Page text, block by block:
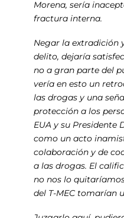
Morena, sería
fractura interna.
Negar la extradición
delito, dejaría
no a gran parte del
vería en esto un
las drogas y una
protección a los
EUA y su Presidente
como un acto
colaboración y de
a las drogas. El
no nos lo
del T-MEC tomarían